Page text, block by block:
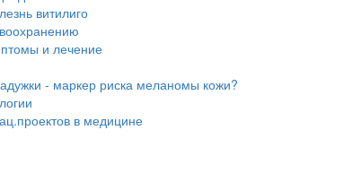
витилиго
и лечение
- маркер риска меланомы кожи?
в медицине